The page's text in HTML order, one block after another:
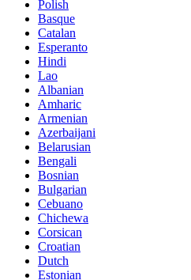
Polish
Basque
Catalan
Esperanto
Hindi
Lao
Albanian
Amharic
Armenian
Azerbaijani
Belarusian
Bengali
Bosnian
Bulgarian
Cebuano
Chichewa
Corsican
Croatian
Dutch
Estonian